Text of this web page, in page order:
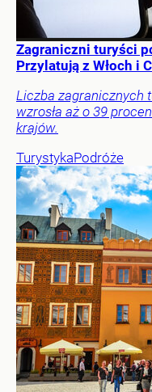
Zagraniczni turyści
Przylatują z Włoch i
Liczba zagranicznych
wzrosła aż o 39
krajów.
TurystykaPodróże